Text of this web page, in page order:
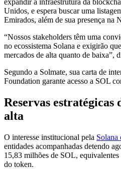
Unidos, e espera buscar uma
Emirados, além de sua presença na
“Nossos stakeholders têm uma
no ecossistema Solana e exigirão
mercados de alta quanto de baixa”,
Segundo a Solmate, sua carta de
Foundation garante acesso a SOL
Reservas estratégicas
alta
O interesse institucional pela Solana
entidades acompanhadas detendo
15,83 milhões de SOL,
do token.